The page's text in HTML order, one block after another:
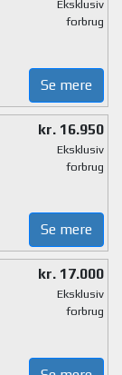
Eksklusiv
forbrug
Se mere
kr. 16.950
Eksklusiv
forbrug
Se mere
kr. 17.000
Eksklusiv
forbrug